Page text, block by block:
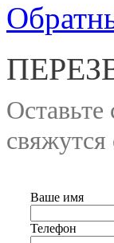
Ваше имя
Телефон